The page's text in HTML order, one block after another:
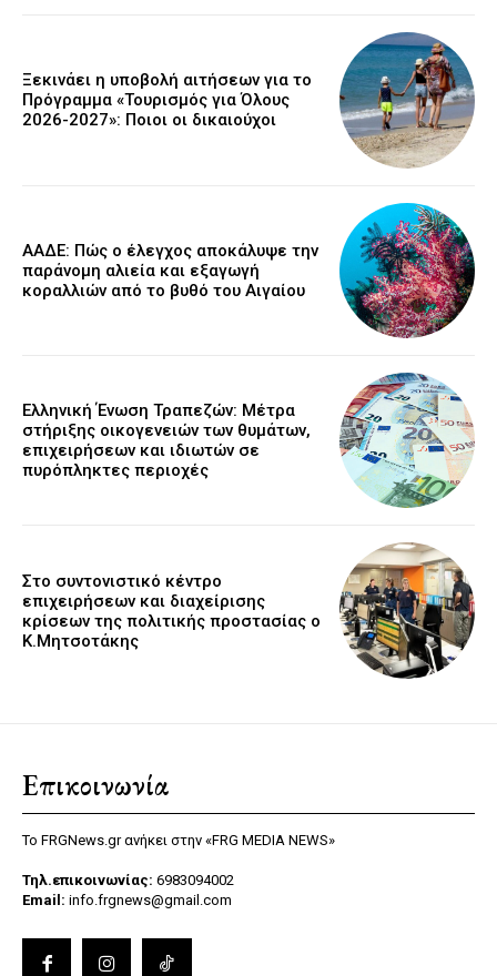
Ξεκινάει η υποβολή αιτήσεων για το
Πρόγραμμα «Τουρισμός για Όλους
2026-2027»: Ποιοι οι δικαιούχοι
ΑΑΔΕ: Πώς ο έλεγχος αποκάλυψε την
παράνομη αλιεία και εξαγωγή
κοραλλιών από το βυθό του Αιγαίου
Ελληνική Ένωση Τραπεζών: Μέτρα
στήριξης οικογενειών των θυμάτων,
επιχειρήσεων και ιδιωτών σε
πυρόπληκτες περιοχές
Στο συντονιστικό κέντρο
επιχειρήσεων και διαχείρισης
κρίσεων της πολιτικής προστασίας ο
Κ.Μητσοτάκης
Επικοινωνία
Το FRGNews.gr ανήκει στην «FRG MEDIA NEWS»
Τηλ.επικοινωνίας: 6983094002
Email: info.frgnews@gmail.com